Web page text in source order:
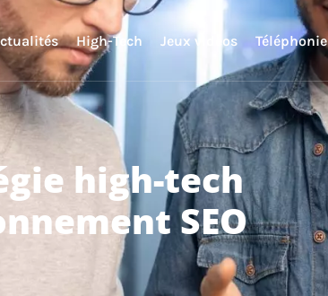
High-Tech Jeux vidéos Téléphonie
high-tech
SEO